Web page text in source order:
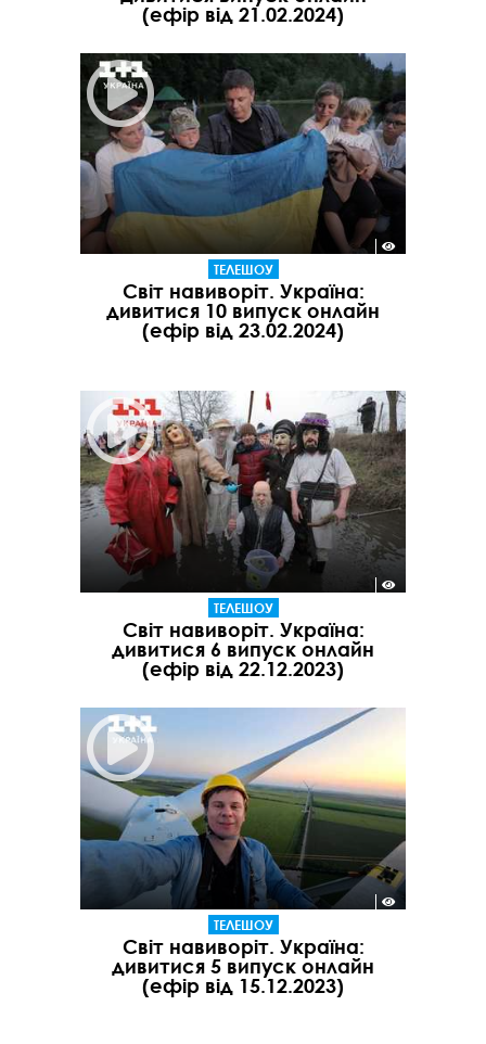
(ефір від 21.02.2024)
ТЕЛЕШОУ
Світ навиворіт. Україна:
дивитися 10 випуск онлайн
(ефір від 23.02.2024)
ТЕЛЕШОУ
Світ навиворіт. Україна:
дивитися 6 випуск онлайн
(ефір від 22.12.2023)
ТЕЛЕШОУ
Світ навиворіт. Україна:
дивитися 5 випуск онлайн
(ефір від 15.12.2023)